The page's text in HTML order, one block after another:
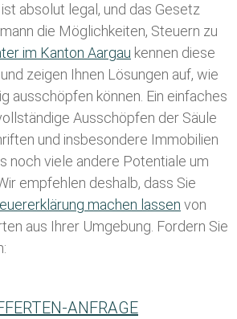
absolut legal, und das Gesetz
die Möglichkeiten, Steuern zu
im K anton Aargau kennen diese
zeigen Ihnen Lösungen auf, wie
ausschöpfen können. Ein einfaches
Ausschöpfen der Säule
und insbesondere Immobilien
noch viele andere Potentiale um
empfehlen deshalb, dass Sie
machen lassen von
aus Ihrer Umgebung. Fordern Sie
ANFRAGE